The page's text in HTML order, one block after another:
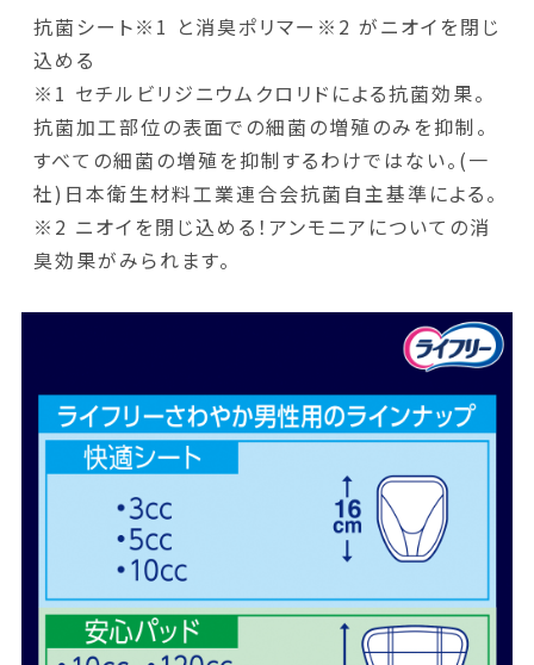
抗菌シート※1 と消臭ポリマー※2 がニオイを閉じ
込める
※1 セチルビリジニウムクロリドによる抗菌効果。
抗菌加工部位の表面での細菌の増殖のみを抑制。
すべての細菌の増殖を抑制するわけではない。(一
社)日本衛生材料工業連合会抗菌自主基準による。
※2 ニオイを閉じ込める！アンモニアについての消
臭効果がみられます。